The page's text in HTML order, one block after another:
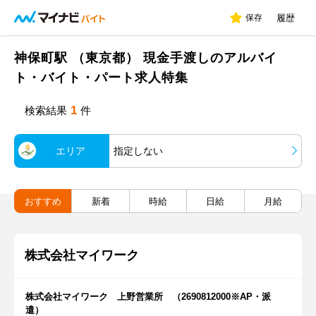
保存 履歴
神保町駅 （東京都） 現金手渡しのアルバイ
ト・バイト・パート求人特集
検索結果 1 件
エリア 指定しない
おすすめ 新着 時給 日給 月給
株式会社マイワーク
株式会社マイワーク 上野営業所 （2690812000※AP・派
遣）